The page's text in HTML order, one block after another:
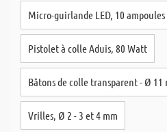
Micro-guirlande LED, 10 ampoules
Pistolet à colle Aduis, 80 Watt
Bâtons de colle transparent - Ø 11
Vrilles, Ø 2 - 3 et 4 mm